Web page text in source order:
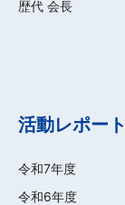
歴代 会長
活動レポート
令和7年度
令和6年度